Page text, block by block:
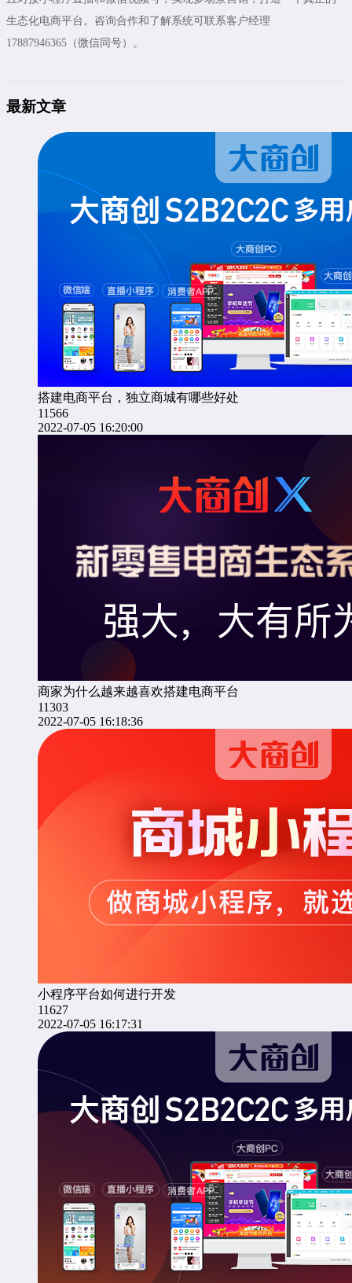
生态化电商平台。咨询合作和了解系统可联系客户经理
17887946365（微信同号）。
最新文章
搭建电商平台，独立商城有哪些好处
11566
2022-07-05 16:20:00
商家为什么越来越喜欢搭建电商平台
11303
2022-07-05 16:18:36
小程序平台如何进行开发
11627
2022-07-05 16:17:31